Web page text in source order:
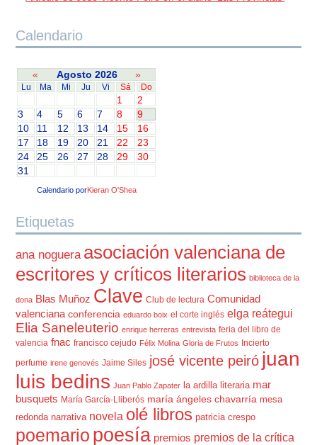
Calendario
« Agosto 2026 »
Lu Ma Mi Ju Vi Sá Do
1
2
3
4 5 6 7 8
9
10
11 12 13 14 15
16
17
18 19 20 21 22
23
24
25 26 27 28 29
30
31
Calendario porKieran O'Shea
Etiquetas
ana noguera asociación valenciana de
escritores y críticos literarios biblioteca de la
dona Blas Muñoz Clave Club de lectura Comunidad
valenciana conferencia eduardo boix el corte inglés elga reátegui
Elia Saneleuterio enrique herreras entrevista feria del libro de
valencia fnac francisco cejudo Félix Molina Gloria de Frutos
Incierto
perfume irene genovés Jaime Siles josé vicente peiró juan
luis bedins Juan Pablo Zapater la ardilla literaria mar
busquets María García-Lliberós maría ángeles chavarría mesa
redonda narrativa novela olé libros patricia crespo
poemario poesía premios premios de la crítica